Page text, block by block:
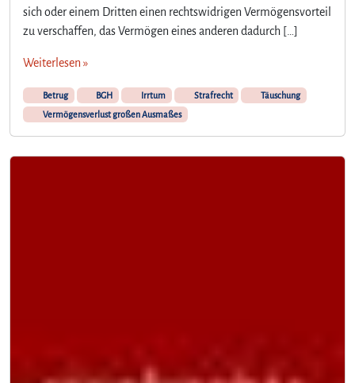
sich oder einem Dritten einen rechtswidrigen Vermögensvorteil
zu verschaffen, das Vermögen eines anderen dadurch […]
Weiterlesen »
Betrug BGH Irrtum Strafrecht
Täuschung
Vermögensverlust großen Ausmaßes